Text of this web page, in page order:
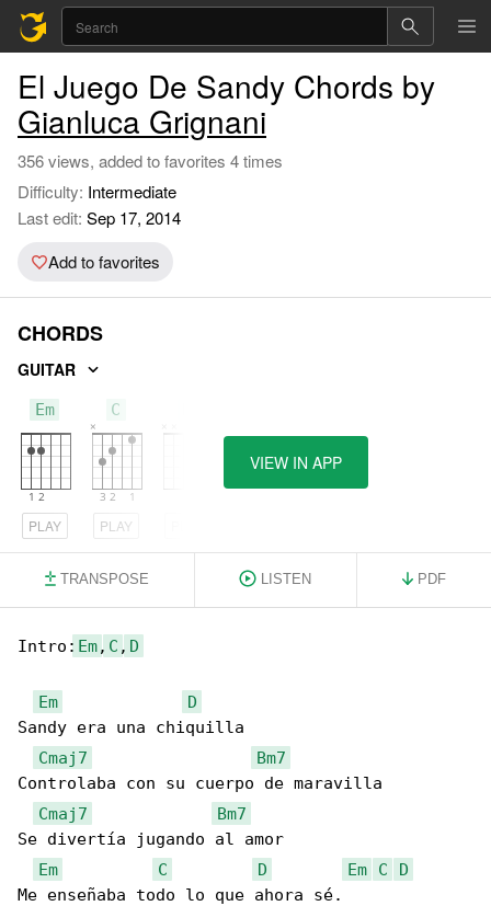
El Juego De Sandy Chords by
Gianluca Grignani
356 views, added to favorites 4 times
Difficulty: Intermediate
Last edit: Sep 17, 2014
Add to favorites
CHORDS
GUITAR
Em
PLAY
C
PLAY
VIEW IN APP
TRANSPOSE LISTEN PDF
Intro: Em, C , D
Em
D
Sandy era una chiquilla
Cmaj7
Bm7
Controlaba con su cuerpo de maravilla
Cmaj7
Bm7
Se divertía jugando al amor
Em
C D Em C
D
Me enseñaba todo lo que ahora sé.